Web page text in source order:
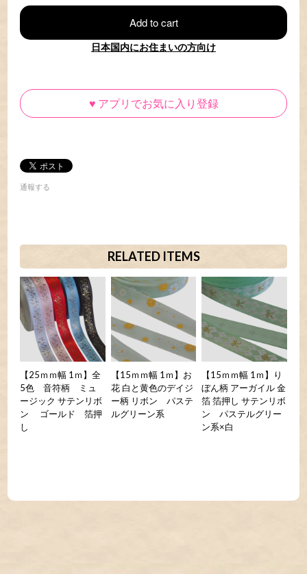
Add to cart
日本国内にお住まいの方向け
♥ アプリでお気に入り登録
通報する
RELATED ITEMS
【25ｍｍ幅 1ｍ】全
5色 音符柄 ミュ
ージック サテンリボ
ン ゴールド 箔押
し
【15ｍｍ幅 1ｍ】お
花 白と黄色のデイジ
ー柄 リボン パステ
ルグリーン系
【15ｍｍ幅 1ｍ】り
ぼん柄 アーガイル 金
箔 箔押し サテンリボ
ン パステルグリー
ン系×白